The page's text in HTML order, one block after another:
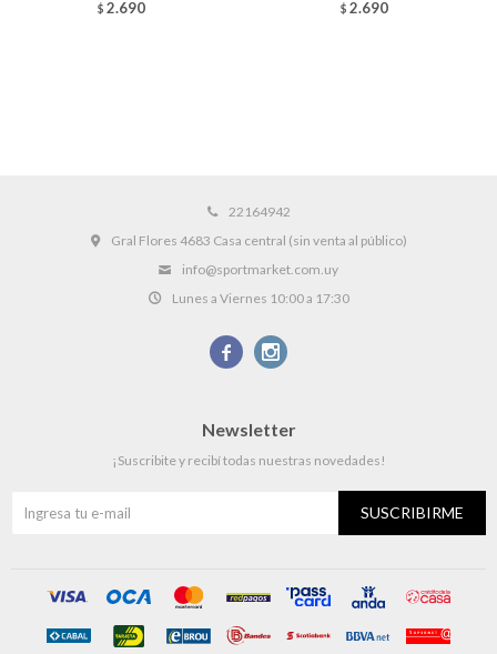
$ 2.690 $ 2.690
22164942
Gral Flores 4683 Casa central (sin venta al público)
info@sportmarket.com.uy
Lunes a Viernes 10:00 a 17:30
 
Newsletter
¡Suscribite y recibí todas nuestras novedades!
SUSCRIBIRME